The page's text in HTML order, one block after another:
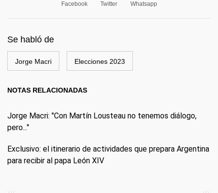
Facebook Twitter Whatsapp
Se habló de
Jorge Macri Elecciones 2023
NOTAS RELACIONADAS
Jorge Macri: "Con Martín Lousteau no tenemos diálogo,
pero..."
Exclusivo: el itinerario de actividades que prepara Argentina
para recibir al papa León XIV